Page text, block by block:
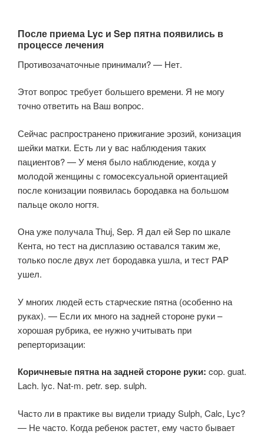
После приема Lyc и Sep пятна появились в
процессе лечения
Противозачаточные принимали? — Нет.
Этот вопрос требует большего времени. Я не могу
точно ответить на Ваш вопрос.
Сейчас распространено прижигание эрозий, конизация
шейки матки. Есть ли у вас наблюдения таких
пациентов? — У меня было наблюдение, когда у
молодой женщины с гомосексуальной ориентацией
после конизации появилась бородавка на большом
пальце около ногтя.
Она уже получала Thuj, Sep. Я дал ей Sep по шкале
Кента, но тест на дисплазию оставался таким же,
только после двух лет бородавка ушла, и тест PAP
ушел.
У многих людей есть старческие пятна (особенно на
руках). — Если их много на задней стороне руки –
хорошая рубрика, ее нужно учитывать при
реперторизации:
Коричневые пятна на задней стороне руки: cop. guat.
Lach. lyc. Nat-m. petr. sep. sulph.
Часто ли в практике вы видели триаду Sulph, Calc, Lyc?
— Не часто. Когда ребенок растет, ему часто бывает